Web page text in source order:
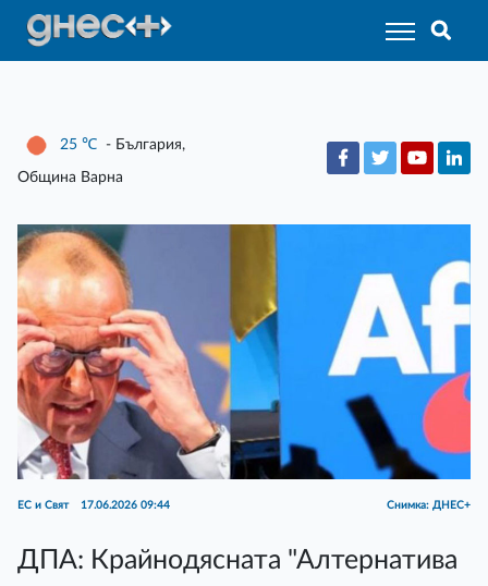
25 ℃ - България,
Община Варна
ЕС и Свят 17.06.2026 09:44 Снимка: ДНЕС+
ДПА: Крайнодясната "Алтернатива